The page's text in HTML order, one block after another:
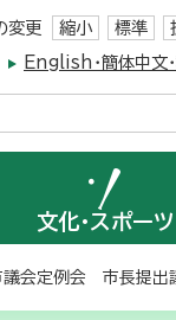
変更 縮小 標準
English・簡体中文
文化・スポーツ
会定例会 市長提出